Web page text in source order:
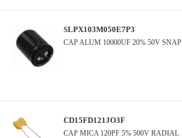
SLPX103M050E7P3
CAP ALUM 10000UF 20% 50V SNAP
CD15FD121JO3F
CAP MICA 120PF 5% 500V RADIAL